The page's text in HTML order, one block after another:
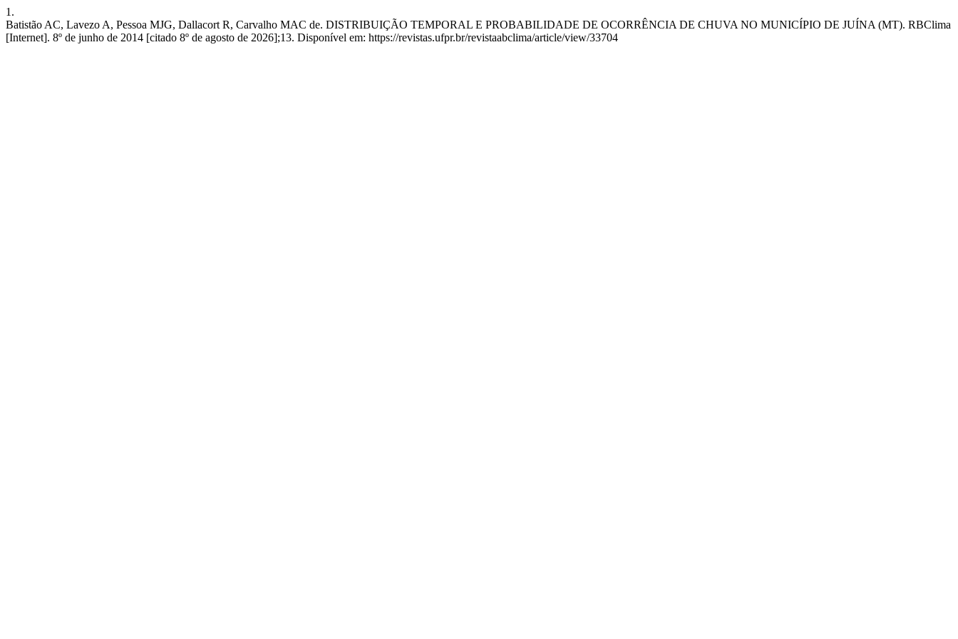
1.
Batistão AC, Lavezo A, Pessoa MJG, Dallacort R, Carvalho MAC de. DISTRIBUIÇÃO TEMPORAL E PROBABILIDADE DE OCORRÊNCIA DE CHUVA NO MUNICÍPIO DE JUÍNA (MT). RBClima
[Internet]. 8º de junho de 2014 [citado 8º de agosto de 2026];13. Disponível em: https://revistas.ufpr.br/revistaabclima/article/view/33704